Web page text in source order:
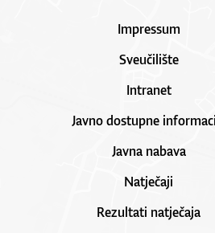
Impressum
Sveučilište
Intranet
Javno dostupne
Javna nabava
Natječaji
Rezultati natječaja